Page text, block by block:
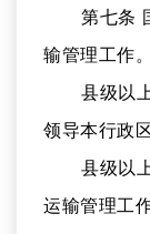
第七条
输管理工作。
县级以
领导本行政
县级以
运输管理工作